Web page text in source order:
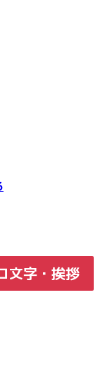
文字・挨拶